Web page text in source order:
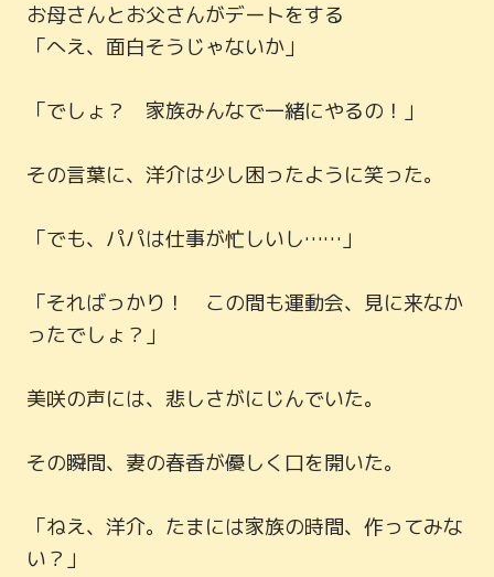
お母さんとお父さんがデートをする
「へえ、面白そうじゃないか」
「でしょ？　家族みんなで一緒にやるの！」
その言葉に、洋介は少し困ったように笑った。
「でも、パパは仕事が忙しいし……」
「そればっかり！　この間も運動会、見に来なか
ったでしょ？」
美咲の声には、悲しさがにじんでいた。
その瞬間、妻の春香が優しく口を開いた。
「ねえ、洋介。たまには家族の時間、作ってみな
い？」